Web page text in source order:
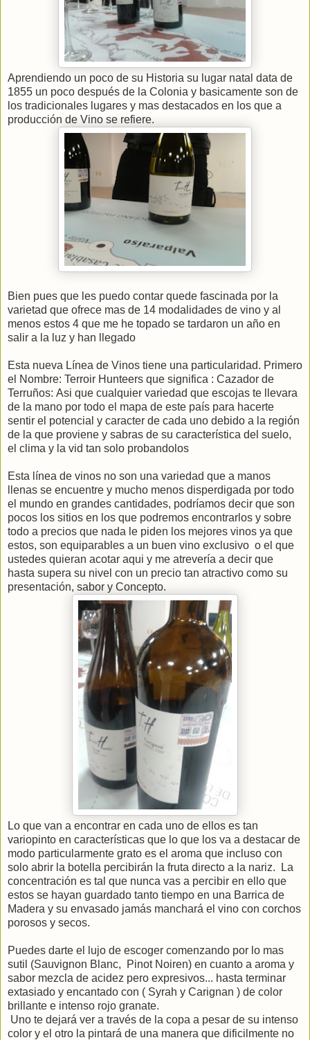
Aprendiendo un poco de su Historia su lugar natal data de
1855 un poco después de la Colonia y basicamente son de
los tradicionales lugares y mas destacados en los que a
producción de Vino se refiere.
Bien pues que les puedo contar quede fascinada por la
varietad que ofrece mas de 14 modalidades de vino y al
menos estos 4 que me he topado se tardaron un año en
salir a la luz y han llegado
Esta nueva Línea de Vinos tiene una particularidad. Primero
el Nombre: Terroir Hunteers que significa : Cazador de
Terruños: Asi que cualquier variedad que escojas te llevara
de la mano por todo el mapa de este país para hacerte
sentir el potencial y caracter de cada uno debido a la región
de la que proviene y sabras de su característica del suelo,
el clima y la vid tan solo probandolos
Esta línea de vinos no son una variedad que a manos
llenas se encuentre y mucho menos disperdigada por todo
el mundo en grandes cantidades, podríamos decir que son
pocos los sitios en los que podremos encontrarlos y sobre
todo a precios que nada le piden los mejores vinos ya que
estos, son equiparables a un buen vino exclusivo o el que
ustedes quieran acotar aqui y me atrevería a decir que
hasta supera su nivel con un precio tan atractivo como su
presentación, sabor y Concepto.
Lo que van a encontrar en cada uno de ellos es tan
variopinto en características que lo que los va a destacar de
modo particularmente grato es el aroma que incluso con
solo abrir la botella percibirán la fruta directo a la nariz. La
concentración es tal que nunca vas a percibir en ello que
estos se hayan guardado tanto tiempo en una Barrica de
Madera y su envasado jamás manchará el vino con corchos
porosos y secos.
Puedes darte el lujo de escoger comenzando por lo mas
sutil (Sauvignon Blanc, Pinot Noiren) en cuanto a aroma y
sabor mezcla de acidez pero expresivos... hasta terminar
extasiado y encantado con ( Syrah y Carignan ) de color
brillante e intenso rojo granate.
Uno te dejará ver a través de la copa a pesar de su intenso
color y el otro la pintará de una manera que dificilmente no